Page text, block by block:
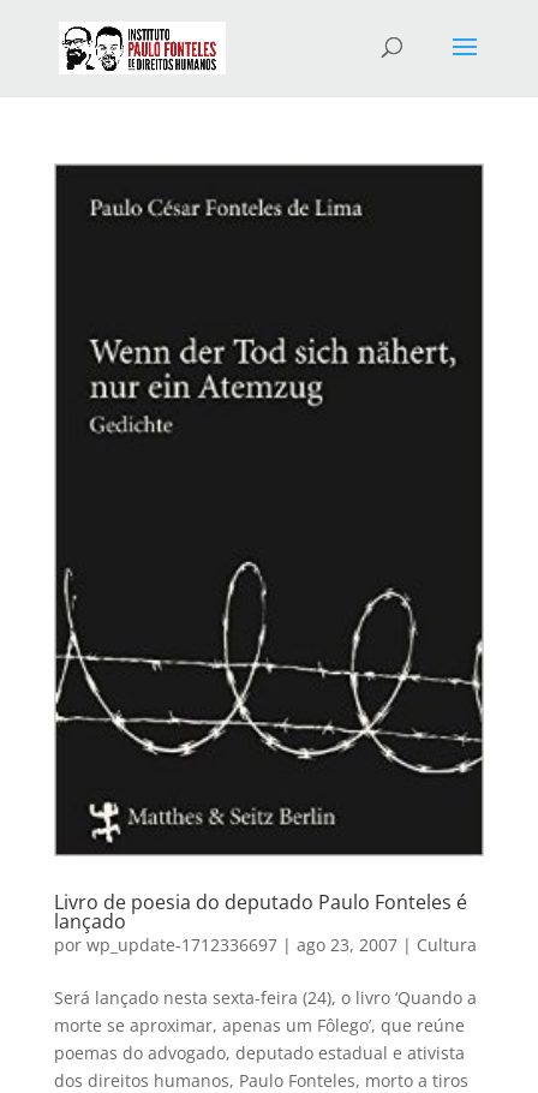
Livro de poesia do deputado Paulo Fonteles é
lançado
por wp_update-1712336697| ago 23, 2007| Cultura
Será lançado nesta sexta-feira (24), o livro ‘Quando a
morte se aproximar, apenas um Fôlego’, que reúne
poemas do advogado, deputado estadual e ativista
dos direitos humanos, Paulo Fonteles, morto a tiros